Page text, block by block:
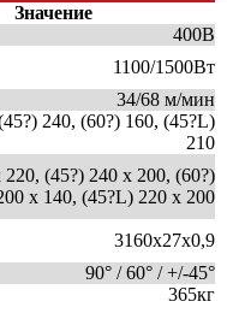
Значение
400В
1100/1500Вт
34/68 м/мин
240, (60?) 160, (45?L)
210
220, (45?) 240 x 200, (60?)
x 140, (45?L) 220 x 200
3160x27x0,9
90° / 60° / +/-45°
365кг